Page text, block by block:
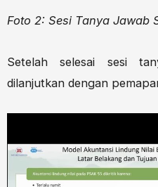
Foto 2: Sesi Tanya Jawab
Setelah selesai sesi
dilanjutkan dengan